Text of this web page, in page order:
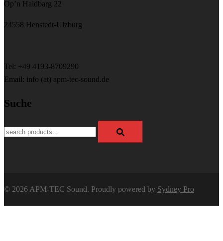
Op’n Haidbarg 22
24558 Henstedt-Ulzburg
Tel: +49 4193-8709290
Email: info (at) apm-tec-sound.de
Suche
Search
for:
© 2026 APM-TEC Sound. Proudly powered by Sydney Pro